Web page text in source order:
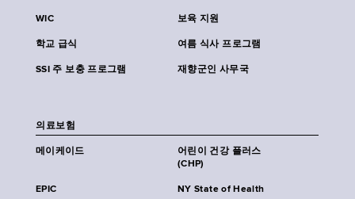
WIC 보육 지원
학교 급식 여름 식사 프로그램
SSI 주 보충 프로그램 재향군인 사무국
의료보험
메이케이드
어린이 건강 플러스
(CHP)
EPIC NY State of Health